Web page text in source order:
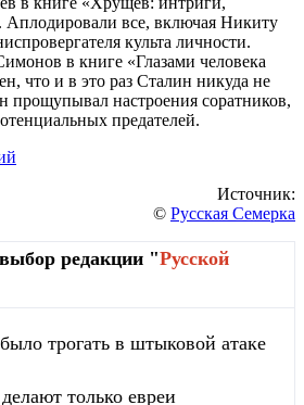
Аплодировали все, включая Никиту
культа личности.
в книге «Глазами человека
что и в это раз Сталин никуда не
прощупывал настроения соратников,
предателей.
Источник:
© Русская Семерка
редакции "Русской
трогать в штыковой атаке
только евреи